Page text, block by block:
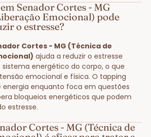
Senador Cortes - MG
Emocional) pode
o estresse?
Cortes - MG (Técnica de
ajuda a reduzir o estresse
sistema energético do corpo, o que
emocional e física. O tapping
energia enquanto foca em questões
bloqueios energéticos que podem
estresse.
Cortes - MG (Técnica de